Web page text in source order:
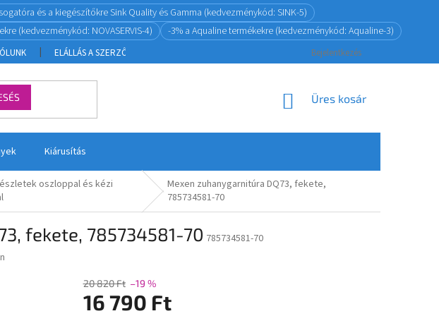
és a kiegészítőkre Sink Quality és Gamma (kedvezménykód: SINK-5)
(kedvezménykód: NOVASERVIS-4) -3% a Aqualine termékekre (kedvezménykód: Aqualine-3)
ELÁLLÁS A SZERZŐDÉSTŐL VISSZAKÜLDÉSI ÉS JÓTÁLLÁSI POLITIKA
Bejelentkezés
KOSÁR
Üres kosár
Kiárusítás
oszloppal és kézi
Mexen zuhanygarnitúra DQ73, fekete,
785734581-70
fekete, 785734581-70 785734581-70
20 820 Ft –19 %
16 790 Ft